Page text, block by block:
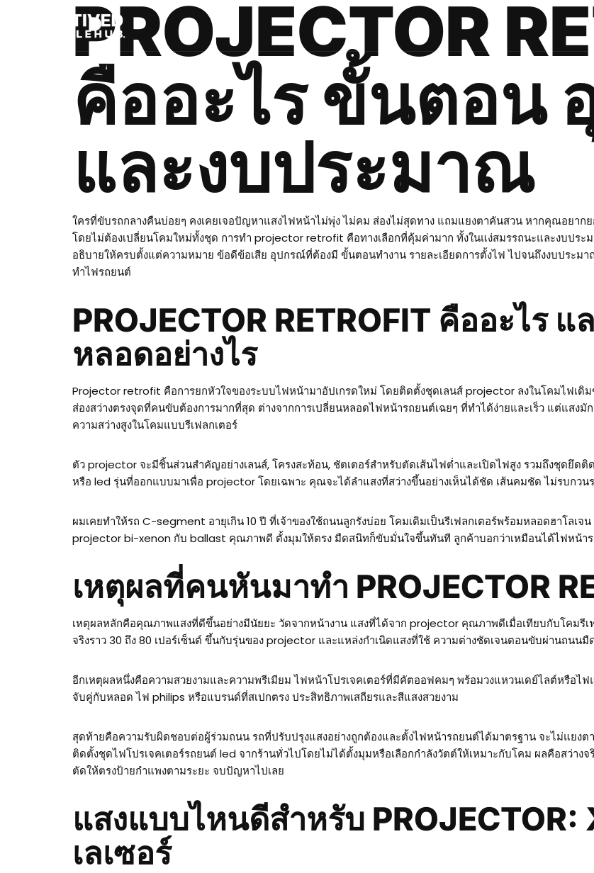
PROJECTOR
คืออะไร ขั้นตอน
และงบประมาณ
ใครที่ขับรถกลางคืนบ่อยๆ คงเคยเจอปัญหาแสงไฟหน้าไม่พุ่ง ไม่คม ส่องไม่สุดทาง แถมแยงตาคันสวน หากคุณอยา
โดยไม่ต้องเปลี่ยนโคมใหม่ทั้งชุด การทำ projector retrofit คือทางเลือกที่คุ้มค่ามาก ทั้งในแง่สมรรถนะและงบปร
อธิบายให้ครบตั้งแต่ความหมาย ข้อดีข้อเสีย อุปกรณ์ที่ต้องมี ขั้นตอนทำงาน รายละเอียดการตั้งไฟ ไปจนถึงงบประม
ทำไฟรถยนต์
PROJECTOR RETROFIT คืออะไร
หลอดอย่างไร
Projector retrofit คือการยกหัวใจของระบบไฟหน้ามาอัปเกรดใหม่ โดยติดตั้งชุดเลนส์ projector ลงในโคมไฟเดิ
ส่องสว่างตรงจุดที่คนขับต้องการมากที่สุด ต่างจากการเปลี่ยนหลอดไฟหน้ารถยนต์เฉยๆ ที่ทำได้ง่ายและเร็ว แต่แสง
ความสว่างสูงในโคมแบบรีเฟลกเตอร์
ตัว projector จะมีชิ้นส่วนสำคัญอย่างเลนส์, โครงสะท้อน, ชัตเตอร์สำหรับตัดเส้นไฟต่ำและเปิดไฟสูง รวมถึงชุดยึด
หรือ led รุ่นที่ออกแบบมาเพื่อ projector โดยเฉพาะ คุณจะได้ลำแสงที่สว่างขึ้นอย่างเห็นได้ชัด เส้นคมชัด ไม่รบกว
ผมเคยทำให้รถ C-segment อายุเกิน 10 ปี ที่เจ้าของใช้ถนนลูกรังบ่อย โคมเดิมเป็นรีเฟลกเตอร์พร้อมหลอดฮาโลเจ
projector bi-xenon กับ ballast คุณภาพดี ตั้งมุมให้ตรง มืดสนิทก็ขับมั่นใจขึ้นทันที ลูกค้าบอกว่าเหมือนได้ไฟหน้า
เหตุผลที่คนหันมาทำ PROJECTOR
เหตุผลหลักคือคุณภาพแสงที่ดีขึ้นอย่างมีนัยยะ วัดจากหน้างาน แสงที่ได้จาก projector คุณภาพดีเมื่อเทียบกับโคมรีเฟ
จริงราว 30 ถึง 80 เปอร์เซ็นต์ ขึ้นกับรุ่นของ projector และแหล่งกำเนิดแสงที่ใช้ ความต่างชัดเจนตอนขับผ่านถนนมื
อีกเหตุผลหนึ่งคือความสวยงามและความพรีเมียม ไฟหน้าโปรเจคเตอร์ที่มีคัตออฟคมๆ พร้อมวงแหวนเดย์ไลต์หรือ
จับคู่กับหลอด ไฟ philips หรือแบรนด์ที่สเปกตรง ประสิทธิภาพเสถียรและสีแสงสวยงาม
สุดท้ายคือความรับผิดชอบต่อผู้ร่วมถนน รถที่ปรับปรุงแสงอย่างถูกต้องและตั้งไฟหน้ารถยนต์ได้มาตรฐาน จะไม่แยง
ติดตั้งชุดไฟโปรเจคเตอร์รถยนต์ led จากร้านทั่วไปโดยไม่ได้ตั้งมุมหรือเลือกกำลังวัตต์ให้เหมาะกับโคม ผลคือสว่าง
ตัดให้ตรงป้ายกำแพงตามระยะ จบปัญหาไปเลย
แสงแบบไหนดีสำหรับ PROJECTOR:
เลเซอร์